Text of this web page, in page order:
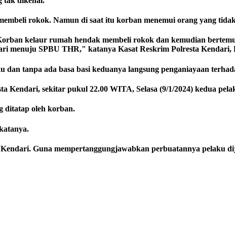
rokok. Namun di saat itu korban menemui orang yang
kelaur rumah hendak membeli rokok dan kemudian
SPBU THR," katanya Kasat Reskrim Polresta Kendari,
tanpa ada basa basi keduanya langsung penganiayaan
Kendari, sekitar pukul 22.00 WITA, Selasa (9/1/2024) kedua
ditatap oleh korban.
Guna mempertanggungjawabkan perbuatannya pelaku